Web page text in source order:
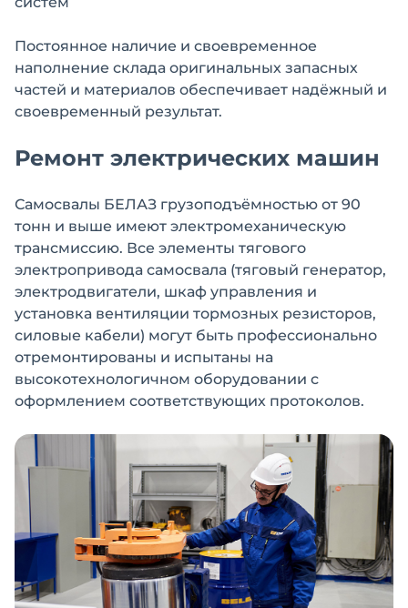
Постоянное наличие и своевременное
наполнение склада оригинальных запасных
частей и материалов обеспечивает надёжный и
своевременный результат.
Ремонт электрических машин
Самосвалы БЕЛАЗ грузоподъёмностью от 90
тонн и выше имеют электромеханическую
трансмиссию. Все элементы тягового
электропривода самосвала (тяговый генератор,
электродвигатели, шкаф управления и
установка вентиляции тормозных резисторов,
силовые кабели) могут быть профессионально
отремонтированы и испытаны на
высокотехнологичном оборудовании с
оформлением соответствующих протоколов.